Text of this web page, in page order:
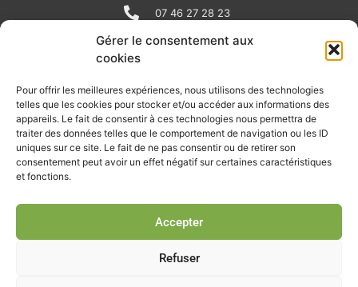
Gérer le consentement aux
cookies
Pour offrir les meilleures expériences, nous utilisons des technologies
telles que les cookies pour stocker et/ou accéder aux informations des
appareils. Le fait de consentir à ces technologies nous permettra de
traiter des données telles que le comportement de navigation ou les ID
uniques sur ce site. Le fait de ne pas consentir ou de retirer son
consentement peut avoir un effet négatif sur certaines caractéristiques
et fonctions.
Accepter
Refuser
07 46 27 28 23
N
e
w
s
p
p
e
i
n
k
e
i
n
o
u
t
u
e
RECEVOIR L'ACTU DE LA FILIÈRE
Retrouvez tous les mois les articles terrain de nos adhérents, les
rendez-vous importants de la filière, nos offres de stages et
Je m'abonne à la lettre d'info